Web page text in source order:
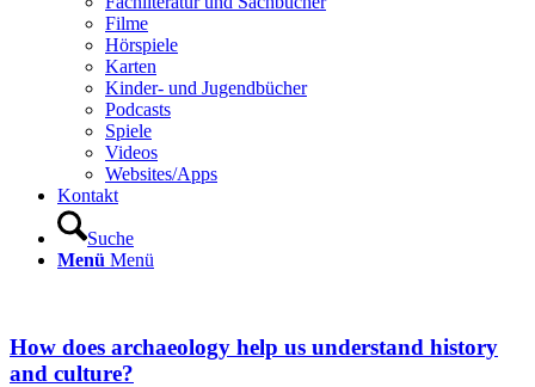
Filme
Hörspiele
Karten
Kinder- und Jugendbücher
Podcasts
Spiele
Videos
Websites/Apps
Kontakt
Suche
Menü Menü
How does archaeology help us understand history
and culture?